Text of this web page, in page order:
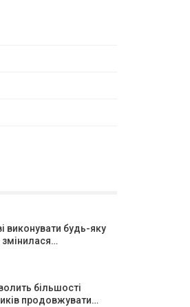
виконувати будь-яку
більшості
продовжувати…